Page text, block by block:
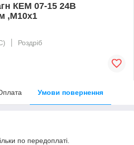
КЕМ 07-15 24В
,М10х1
Роздріб
Умови повернення
по передоплаті.